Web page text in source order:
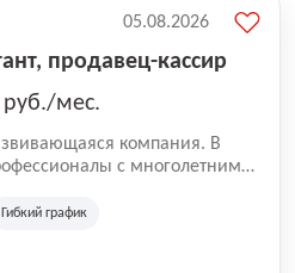
продавец-кассир
руб./мес.
компания. В
с многолетним
накопленный опыт позволяют
Гибкий график
05.08.2026